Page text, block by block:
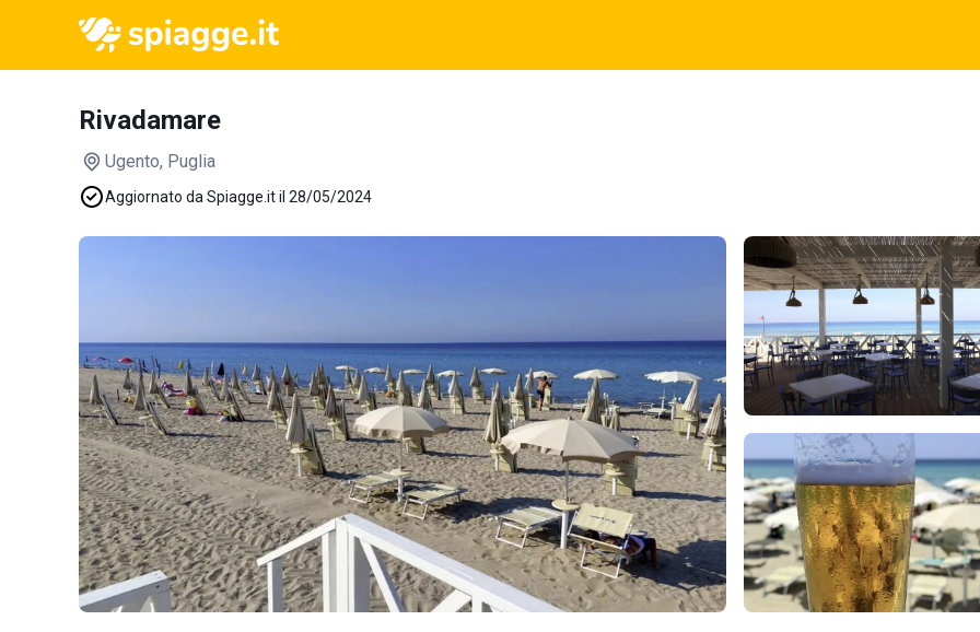
Rivadamare
Ugento, Puglia
Aggiornato da Spiagge.it il 28/05/2024